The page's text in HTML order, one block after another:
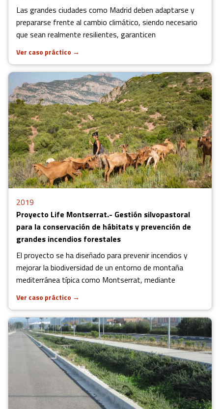
Las grandes ciudades como Madrid deben adaptarse y
prepararse frente al cambio climático, siendo necesario
que sean realmente resilientes, garanticen
Ver caso práctico →
2019
Proyecto Life Montserrat.- Gestión silvopastoral
para la conservación de hábitats y prevención de
grandes incendios forestales
El proyecto se ha diseñado para prevenir incendios y
mejorar la biodiversidad de un entorno de montaña
mediterránea típica como Montserrat, mediante
Ver caso práctico →